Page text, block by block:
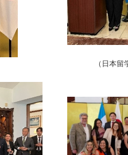
（日本留